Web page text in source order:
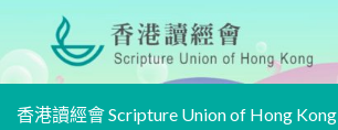
香港讀經會 Scripture Union of Hong Kong